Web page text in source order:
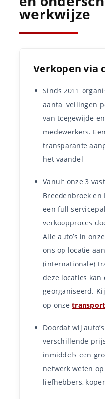
werkwijze
Verkopen via
Sinds 2011
aantal veilingen
van toegewijde
medewerkers.
transparante
het vaandel.
Vanuit onze 3
Breedenbroek en
een full
verkoopproces
Alle auto’s in
ons op locatie
(internationale)
deze locaties kan
georganiseerd.
op onze
Doordat wij
verschillende
inmiddels een
netwerk weten
liefhebbers,